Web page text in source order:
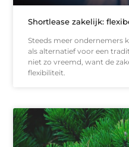
Shortlease zakelijk:
Steeds meer ondernemers
als alternatief voor een
niet zo vreemd, want de
flexibiliteit.